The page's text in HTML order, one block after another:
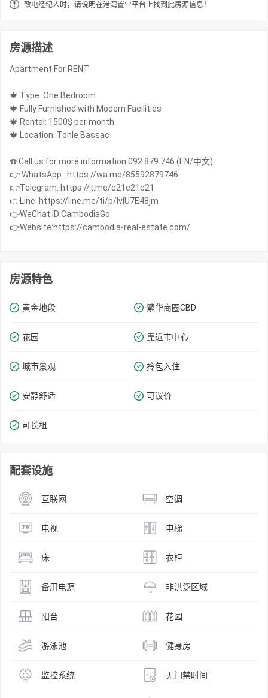
致电经纪人时，请说明在港湾置业平台上找到此房源信息！
房源描述
Apartment For RENT
🍁 Type: One Bedroom
🍁 Fully Furnished with Modern Facilities
🍁 Rental: 1500$ per month
🍁 Location: Tonle Bassac
☎️ Call us for more information 092 879 746 (EN/中文)
👉 WhatsApp : https://wa.me/85592879746
👉Telegram: https://t.me/c21c21c21
👉Line: https://line.me/ti/p/IvIU7E48jm
👉WeChat ID:CambodiaGo
👉Website:https://cambodia-real-estate.com/
房源特色
黄金地段 繁华商圈​​CBD
花园 靠近市中心
城市景观 拎包入住
安静舒适 可议价
可长租
配套设施
互联网 空调
电视 电梯
床 衣柜
备用电源 非洪泛区域
阳台 花园
游泳池 健身房
监控系统 无门禁时间